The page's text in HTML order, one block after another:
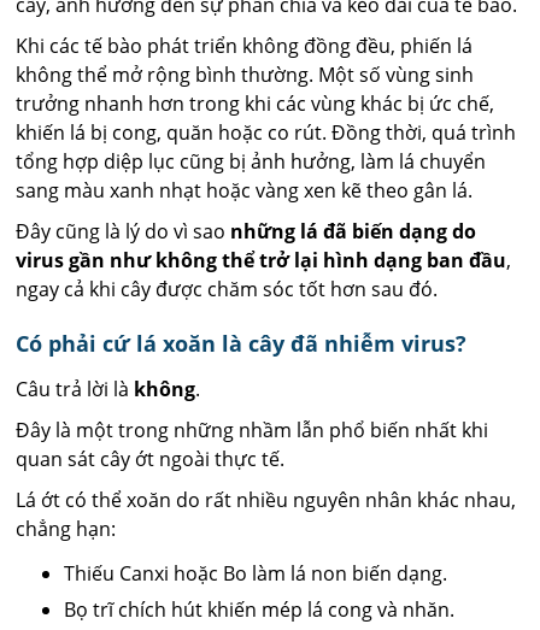
Khi các tế bào phát triển không đồng đều, phiến lá
không thể mở rộng bình thường. Một số vùng sinh
trưởng nhanh hơn trong khi các vùng khác bị ức chế,
khiến lá bị cong, quăn hoặc co rút. Đồng thời, quá trình
tổng hợp diệp lục cũng bị ảnh hưởng, làm lá chuyển
sang màu xanh nhạt hoặc vàng xen kẽ theo gân lá.
Đây cũng là lý do vì sao những lá đã biến dạng do
virus gần như không thể trở lại hình dạng ban đầu,
ngay cả khi cây được chăm sóc tốt hơn sau đó.
Có phải cứ lá xoăn là cây đã nhiễm virus?
Câu trả lời là không.
Đây là một trong những nhầm lẫn phổ biến nhất khi
quan sát cây ớt ngoài thực tế.
Lá ớt có thể xoăn do rất nhiều nguyên nhân khác nhau,
chẳng hạn:
Thiếu Canxi hoặc Bo làm lá non biến dạng.
Bọ trĩ chích hút khiến mép lá cong và nhăn.